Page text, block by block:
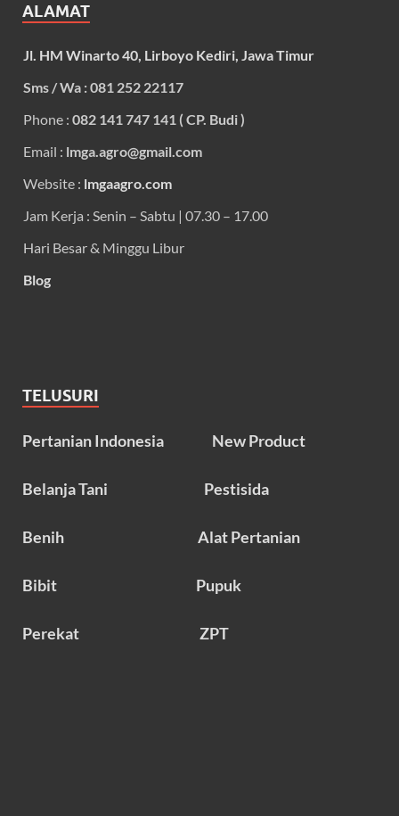
ALAMAT
Jl. HM Winarto 40, Lirboyo Kediri, Jawa Timur
Sms / Wa : 081 252 22117
Phone : 082 141 747 141 ( CP. Budi )
Email : lmga.agro@gmail.com
Website : lmgaagro.com
Jam Kerja : Senin – Sabtu | 07.30 – 17.00
Hari Besar & Minggu Libur
Blog
TELUSURI
Pertanian Indonesia New Product
Belanja Tani Pestisida
Benih Alat Pertanian
Bibit Pupuk
Perekat ZPT